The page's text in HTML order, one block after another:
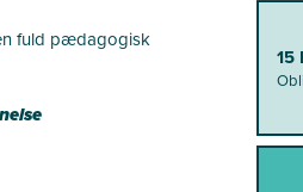
fuld pædagogisk
15